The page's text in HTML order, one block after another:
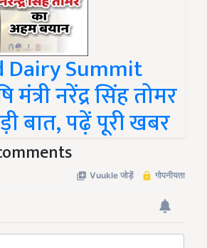
Dairy Summit
नरेंद्र सिंह तोमर
बात, पढ़ें पूरी खबर